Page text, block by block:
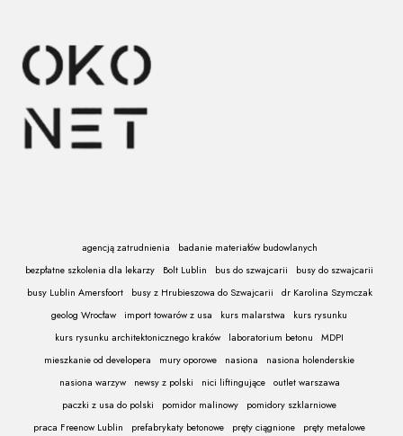
agencją zatrudnienia
badanie materiałów budowlanych
bezpłatne szkolenia dla lekarzy
Bolt Lublin bus do szwajcarii
busy do szwajcarii
busy Lublin Amersfoort
busy z Hrubieszowa do Szwajcarii
dr Karolina Szymczak
geolog Wrocław
import towarów z usa kurs malarstwa
kurs rysunku
kurs rysunku architektonicznego kraków
laboratorium betonu
MDPI
mieszkanie od developera
mury oporowe nasiona
nasiona holenderskie
nasiona warzyw
newsy z polski nici liftingujące
outlet warszawa
paczki z usa do polski
pomidor malinowy
pomidory szklarniowe
praca Freenow Lublin
prefabrykaty betonowe pręty ciągnione
pręty metalowe